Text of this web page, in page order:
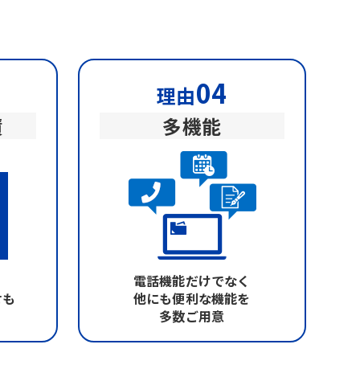
理由04
多機能
電話機能だけでなく
他にも便利な機能を
多数ご用意